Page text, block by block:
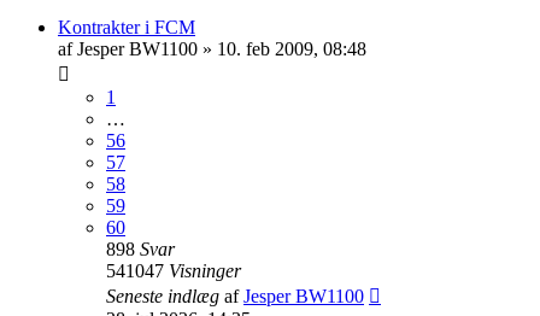
Kontrakter i FCM
afJesper BW1100 » 10. feb 2009, 08:48
1
…
56
57
58
59
60
898 Svar
541047 Visninger
Seneste indlæg afJesper BW1100